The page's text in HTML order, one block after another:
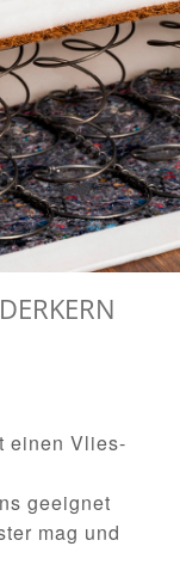
einen Vlies-
geeignet
mag und